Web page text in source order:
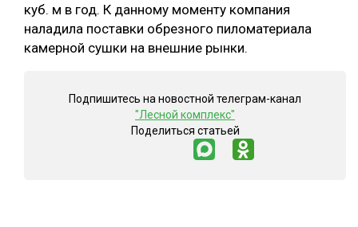
куб. м в год. К данному моменту компания
наладила поставки обрезного пиломатериала
камерной сушки на внешние рынки.
Подпишитесь на новостной телеграм-канал
"Лесной комплекс"
Поделиться статьей